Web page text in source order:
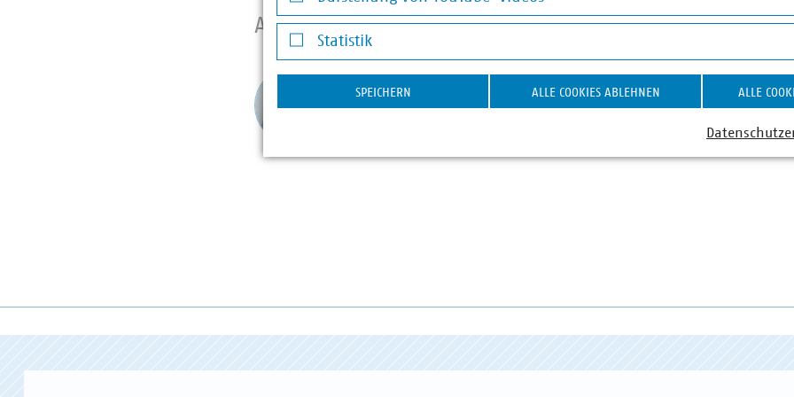
Ansprechpartner
Gunnar Braun
Geschäftsführer
Darstellung von YouTube-Videos
Statistik
Statistik
SPEICHERN ALLE COOKIES ABLEHNEN ALLE